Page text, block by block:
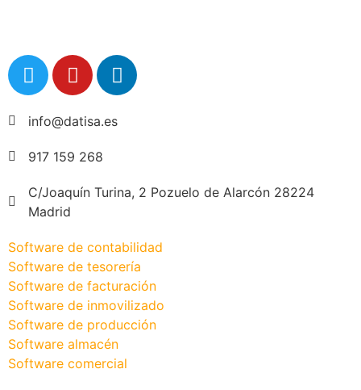
info@datisa.es
917 159 268
C/Joaquín Turina, 2 Pozuelo de Alarcón 28224
Madrid
Software de contabilidad
Software de tesorería
Software de facturación
Software de inmovilizado
Software de producción
Software almacén
Software comercial